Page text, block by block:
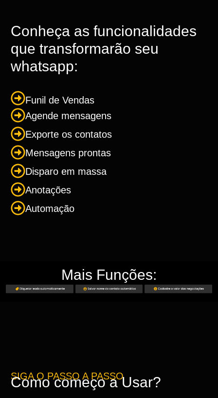
Conheça as funcionalidades
que transformarão seu
whatsapp:
Funil de Vendas
Agende mensagens
Exporte os contatos
Mensagens prontas
Disparo em massa
Anotações
Automação
Mais Funções:
SIGA O PASSO A PASSO
Como começo a Usar?